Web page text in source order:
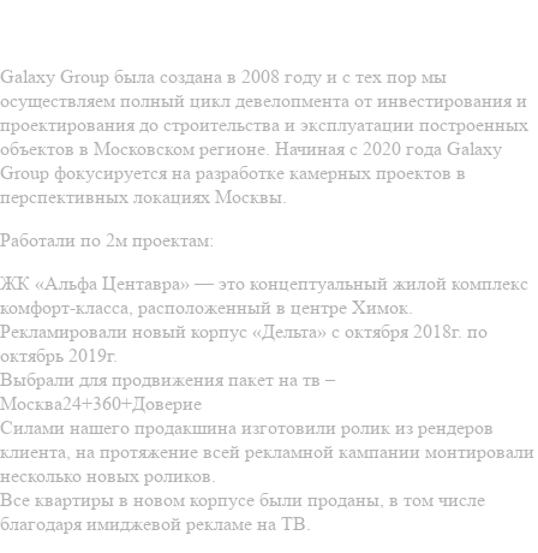
Galaxy Group была создана в 2008 году и с тех пор мы
осуществляем полный цикл девелопмента от инвестирования и
проектирования до строительства и эксплуатации построенных
объектов в Московском регионе. Начиная с 2020 года Galaxy
Group фокусируется на разработке камерных проектов в
перспективных локациях Москвы.
Работали по 2м проектам:
ЖК «Альфа Центавра» — это концептуальный жилой комплекс
комфорт-класса, расположенный в центре Химок.
Рекламировали новый корпус «Дельта» с октября 2018г. по
октябрь 2019г.
Выбрали для продвижения пакет на тв –
Москва24+360+Доверие
Силами нашего продакшина изготовили ролик из рендеров
клиента, на протяжение всей рекламной кампании монтировали
несколько новых роликов.
Все квартиры в новом корпусе были проданы, в том числе
благодаря имиджевой рекламе на ТВ.